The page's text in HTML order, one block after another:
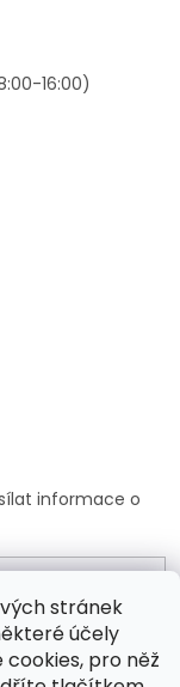
stránek
účely
pro něž
16:00)
informace o
podmínkami .